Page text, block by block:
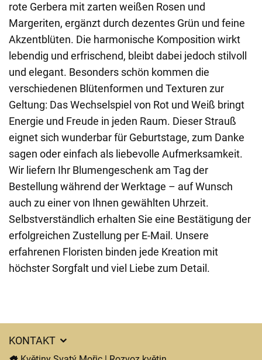
rote Gerbera mit zarten weißen Rosen und
Margeriten, ergänzt durch dezentes Grün und feine
Akzentblüten. Die harmonische Komposition wirkt
lebendig und erfrischend, bleibt dabei jedoch stilvoll
und elegant. Besonders schön kommen die
verschiedenen Blütenformen und Texturen zur
Geltung: Das Wechselspiel von Rot und Weiß bringt
Energie und Freude in jeden Raum. Dieser Strauß
eignet sich wunderbar für Geburtstage, zum Danke
sagen oder einfach als liebevolle Aufmerksamkeit.
Wir liefern Ihr Blumengeschenk am Tag der
Bestellung während der Werktage – auf Wunsch
auch zu einer von Ihnen gewählten Uhrzeit.
Selbstverständlich erhalten Sie eine Bestätigung der
erfolgreichen Zustellung per E-Mail. Unsere
erfahrenen Floristen binden jede Kreation mit
höchster Sorgfalt und viel Liebe zum Detail.
KONTAKT